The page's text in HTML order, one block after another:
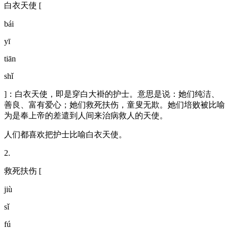
白衣天使 [
bái
yī
tiān
shǐ
]：白衣天使，即是穿白大褂的护士。意思是说：她们纯洁、
善良、富有爱心；她们救死扶伤，童叟无欺。她们培败被比喻
为是奉上帝的差遣到人间来治病救人的天使。
人们都喜欢把护士比喻白衣天使。
2.
救死扶伤 [
jiù
sǐ
fú